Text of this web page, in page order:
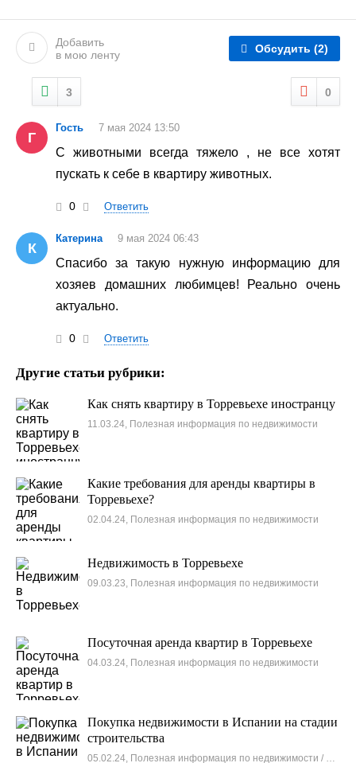
Добавить
в мою ленту
Обсудить (2)
3 0
Г
Гость 7 мая 2024 13:50
С животными всегда тяжело , не все хотят
пускать к себе в квартиру животных.
0 Ответить
К
Катерина 9 мая 2024 06:43
Спасибо за такую нужную информацию для
хозяев домашних любимцев! Реально очень
актуально.
0 Ответить
Другие статьи рубрики:
Как снять квартиру в Торревьехе иностранцу
11.03.24, Полезная информация по недвижимости
Какие требования для аренды квартиры в
Торревьехе?
02.04.24, Полезная информация по недвижимости
Недвижимость в Торревьехе
09.03.23, Полезная информация по недвижимости
Посуточная аренда квартир в Торревьехе
04.03.24, Полезная информация по недвижимости
Покупка недвижимости в Испании на стадии
строительства
05.02.24, Полезная информация по недвижимости / Новости